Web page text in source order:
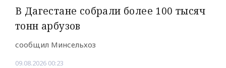
В Дагестане собрали более 100 тысяч
тонн арбузов
сообщил Минсельхоз
09.08.2026 00:23